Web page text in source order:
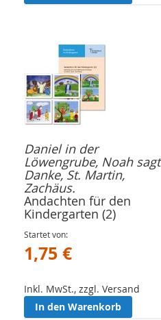
Daniel in der
Löwengrube, Noah sagt
Danke, St. Martin,
Zachäus.
Andachten für den
Kindergarten (2)
Startet von
1,75 €
Inkl. MwSt., zzgl. Versand
In den Warenkorb